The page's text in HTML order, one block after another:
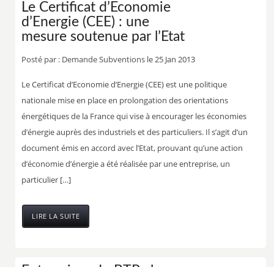
Le Certificat d’Economie
d’Energie (CEE) : une
mesure soutenue par l’Etat
Posté par : Demande Subventions le 25 Jan 2013
Le Certificat d’Economie d’Energie (CEE) est une politique
nationale mise en place en prolongation des orientations
énergétiques de la France qui vise à encourager les économies
d’énergie auprès des industriels et des particuliers. Il s’agit d’un
document émis en accord avec l’Etat, prouvant qu’une action
d’économie d’énergie a été réalisée par une entreprise, un
particulier […]
LIRE LA SUITE